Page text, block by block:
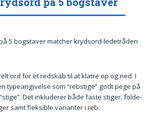
5 bogstaver matcher krydsord-ledetråden
ord for et redskab til at klatre op og ned. I
typeangivelse som “rebstige” godt pege på
Det inkluderer både faste stiger, folde-
samt fleksible varianter i reb.